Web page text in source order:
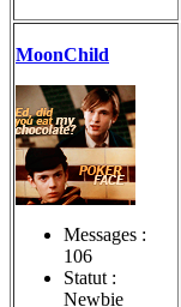
MoonChild
Messages :
106
Statut :
Newbie